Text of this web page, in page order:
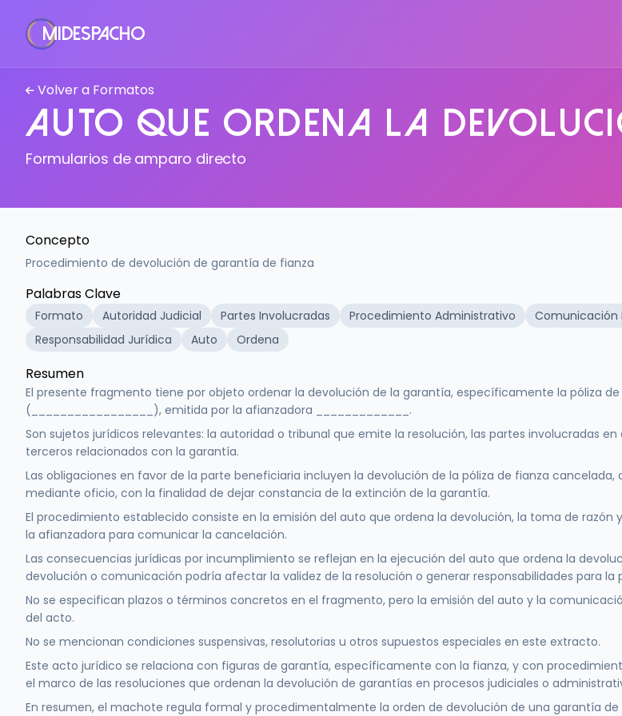
MiDespacho
Volver a Formatos
Auto que ordena la
Formularios de amparo directo
Concepto
Procedimiento de devolución de garantía de fianza
Palabras Clave
Formato Autoridad Judicial Partes Involucradas Procedimiento Administrativo Comunicación
Responsabilidad Jurídica
Auto Ordena
Resumen
El presente fragmento tiene por objeto ordenar la devolución de la garantía, específicamente la póliza
(_________________), emitida por la afianzadora _____________.
Son sujetos jurídicos relevantes: la autoridad o tribunal que emite la resolución, las partes involucradas
terceros relacionados con la garantía.
Las obligaciones en favor de la parte beneficiaria incluyen la devolución de la póliza de fianza
mediante oficio, con la finalidad de dejar constancia de la extinción de la garantía.
El procedimiento establecido consiste en la emisión del auto que ordena la devolución, la toma de
la afianzadora para comunicar la cancelación.
Las consecuencias jurídicas por incumplimiento se reflejan en la ejecución del auto que ordena la
devolución o comunicación podría afectar la validez de la resolución o generar responsabilidades para la
No se especifican plazos o términos concretos en el fragmento, pero la emisión del auto y la
del acto.
No se mencionan condiciones suspensivas, resolutorias u otros supuestos especiales en este extracto.
Este acto jurídico se relaciona con figuras de garantía, específicamente con la fianza, y con
el marco de las resoluciones que ordenan la devolución de garantías en procesos judiciales o
En resumen, el machote regula formal y procedimentalmente la orden de devolución de una garantía